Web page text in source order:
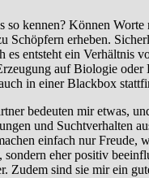
kennen? Können
Schöpfern erheben.
entsteht ein
auf Biologie
in einer Blackbox
bedeuten mir etwas,
und Suchtverhalten
einfach nur
eher positiv
Zudem sind sie mir ein